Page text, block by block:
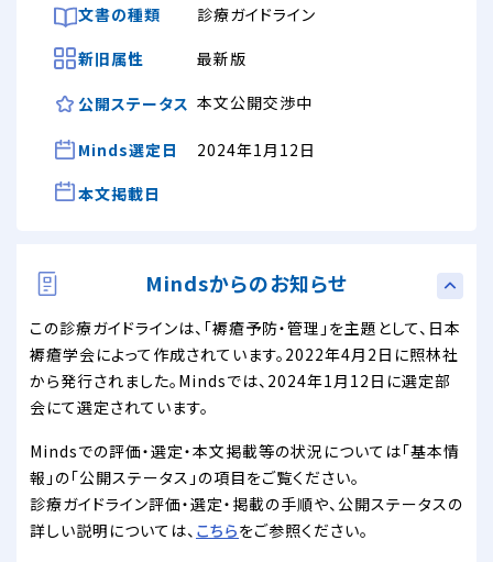
文書の種類
診療ガイドライン
新旧属性
最新版
公開ステータス 本文公開交渉中
Minds選定日
2024年1月12日
本文掲載日
Mindsからのお知らせ
この診療ガイドラインは、「褥瘡予防・管理」を主題として、日本
褥瘡学会によって作成されています。2022年4月2日に照林社
から発行されました。Mindsでは、2024年1月12日に選定部
会にて選定されています。
Mindsでの評価・選定・本文掲載等の状況については「基本情
報」の「公開ステータス」の項目をご覧ください。
診療ガイドライン評価・選定・掲載の手順や、公開ステータスの
詳しい説明については、 こちらをご参照ください。